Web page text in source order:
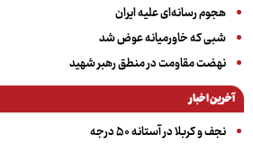
هجوم رسانه‌ای علیه ایران
شبی که خاورمیانه عوض شد
نهضت مقاومت در منطق رهبر شهید
آخرین اخبار
نجف و کربلا در آستانه ۵۰ درجه